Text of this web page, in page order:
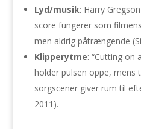
Lyd/musik: Harry
score fungerer som
men aldrig påtrængende
Klipperytme: “Cutting on
holder pulsen oppe, mens
sorgscener giver rum til
2011).